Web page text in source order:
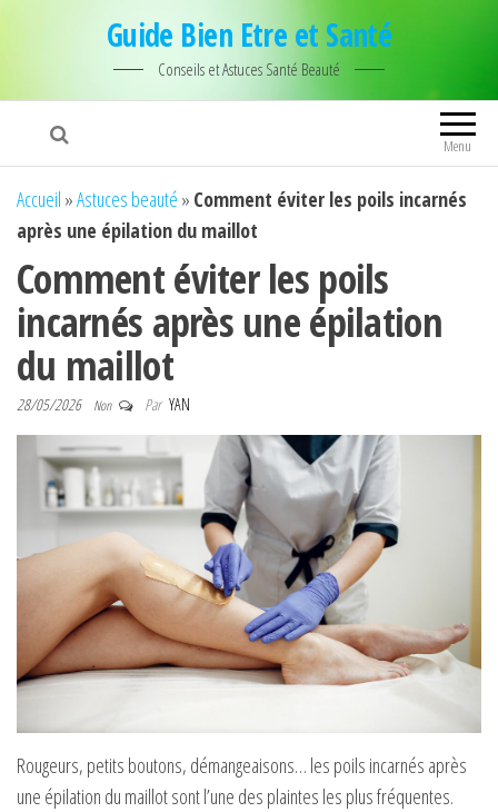
Guide Bien Etre et Santé
Conseils et Astuces Santé Beauté
Menu
Accueil »Astuces beauté » Comment éviter les poils incarnés
après une épilation du maillot
Comment éviter les poils
incarnés après une épilation
du maillot
28/05/2026 Non Par YAN
Rougeurs, petits boutons, démangeaisons… les poils incarnés après
une épilation du maillot sont l’une des plaintes les plus fréquentes.